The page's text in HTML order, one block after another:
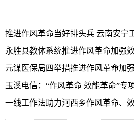
推进作风革命当好排头兵 云南安宁
永胜县教体系统推进作风革命加强
元谋医保局四举措推进作风革命加
玉溪电信：“作风革命 效能革命”专
一线工作法助力河西乡作风革命、